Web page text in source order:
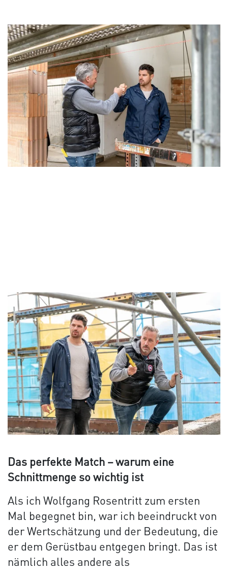
Das perfekte Match – warum eine
Schnittmenge so wichtig ist
Als ich Wolfgang Rosentritt zum ersten
Mal begegnet bin, war ich beeindruckt von
der Wertschätzung und der Bedeutung, die
er dem Gerüstbau entgegen bringt. Das ist
nämlich alles andere als